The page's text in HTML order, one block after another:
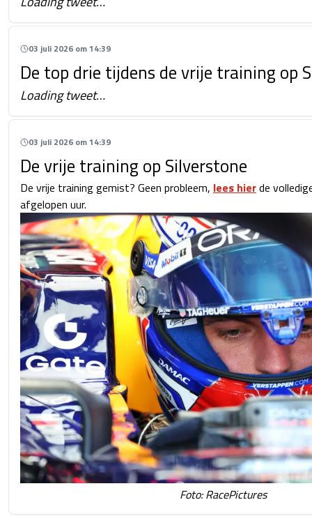
03 juli 2026 om 14:39
De top drie tijdens de vrije training op
Loading tweet…
03 juli 2026 om 14:39
De vrije training op Silverstone
De vrije training gemist? Geen probleem, lees hierde
afgelopen uur.
Foto: RacePictures